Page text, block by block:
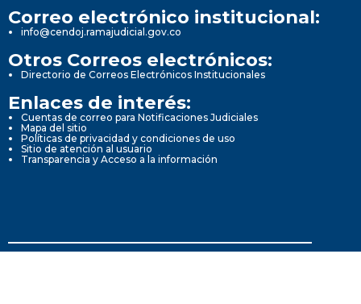
Correo electrónico institucional:
info@cendoj.ramajudicial.gov.co
Otros Correos electrónicos:
Directorio de Correos Electrónicos Institucionales
Enlaces de interés:
Cuentas de correo para Notificaciones Judiciales
Mapa del sitio
Políticas de privacidad y condiciones de uso
Sitio de atención al usuario
Transparencia y Acceso a la información